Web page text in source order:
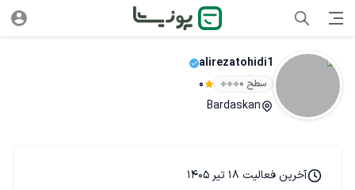
alirezatohidi1
سطح ۰ 0
Bardaskan
آخرین فعالیت 18 تیر 1405